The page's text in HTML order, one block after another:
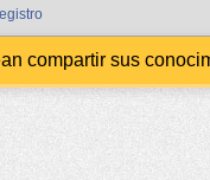
compartir sus